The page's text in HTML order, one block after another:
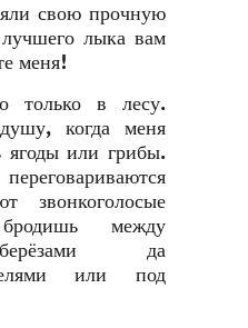
свою прочную
лыка вам
меня!
только в лесу.
когда меня
ягоды или грибы.
звонкоголосые
между
да
елями или под